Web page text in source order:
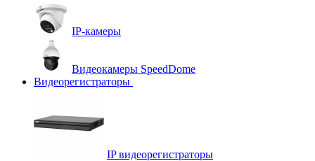
IP-камеры
Видеокамеры SpeedDome
Видеорегистраторы
IP видеорегистраторы